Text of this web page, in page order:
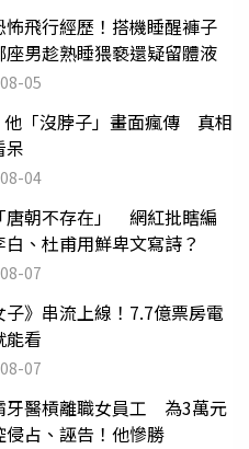
怖飛行經歷！搭機睡醒褲子
男趁熟睡猥褻還疑留體液
05
他「沒脖子」畫面瘋傳 真相
呆
04
唐朝不存在」 網紅批瞎編
、杜甫用鮮卑文寫詩？
07
子》串流上線！7.7億票房電
能看
07
牙醫槓離職女員工 為3萬元
侵占、誣告！他慘勝